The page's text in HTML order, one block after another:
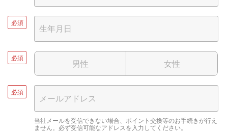
必須
必須
男性 女性
必須
当社メールを受信できない場合、ポイント交換等のお手続きが行え
ません。必ず受信可能なアドレスを入力してください。